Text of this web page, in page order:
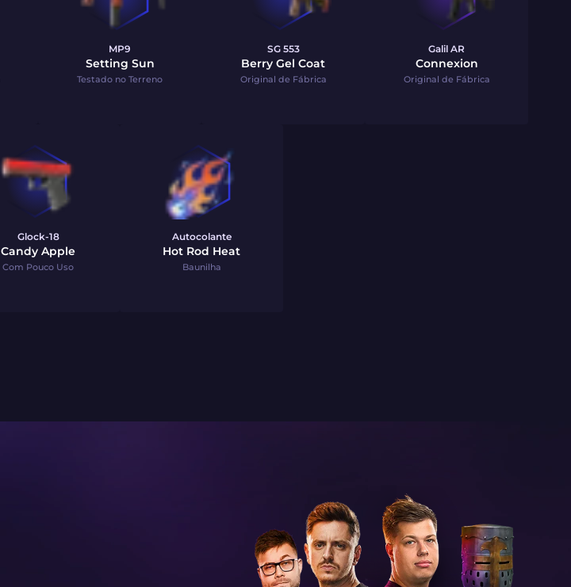
MP9
Setting Sun
Testado no Terreno
SG 553
Berry Gel Coat
Original de Fábrica
Galil AR
Connexion
Original de Fábrica
Glock-18
Candy Apple
Com Pouco Uso
Autocolante
Hot Rod Heat
Baunilha